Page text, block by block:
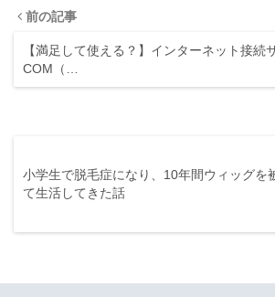
前の記事
【満足して使える？】インターネット接続
COM（…
小学生で脱毛症になり、10年間ウィッグを
て生活してきた話